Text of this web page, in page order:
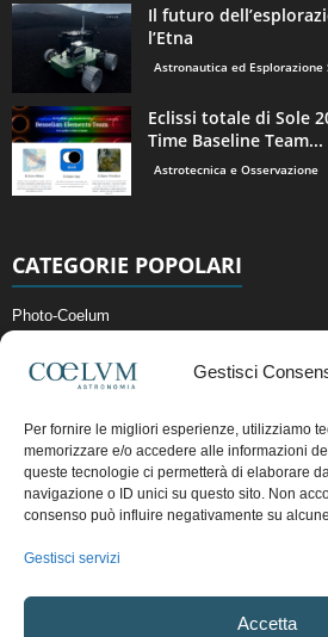
Gestisci
Per fornire le migliori esperienze, utilizziamo
memorizzare e/o accedere alle informazioni
queste tecnologie ci permetterà di elaborare
navigazione o ID unici su questo sito. Non
consenso può influire negativamente su
Gestisci servizi
Accetta
Il futuro
l’Etna
Astronautica ed Esplorazione
Eclissi totale di Sole
Time Baseline Team...
Astrotecnica e Osservazione
CATEGORIE POPOLARI
Photo-Coelum
News di Astronomia
Cielo del Mese
Astronomia, Astrofisica e Cosmologia
Articoli e Risorse On-Line
Copyright © 1997 - 2024 vietata la